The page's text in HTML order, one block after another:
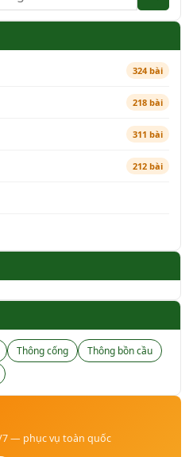
324 bài
218 bài
311 bài
212 bài
Thông cống
Thông bồn cầu
— phục vụ toàn quốc